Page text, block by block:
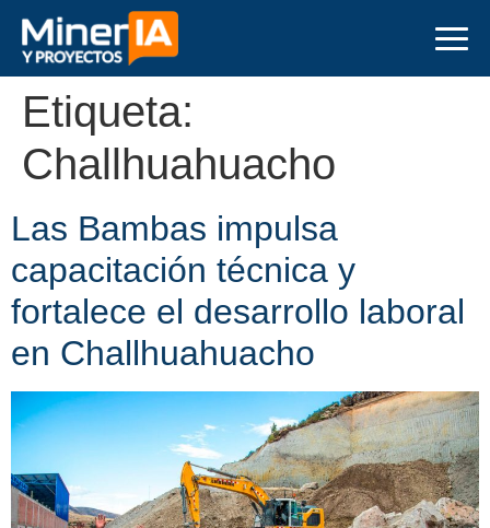
Etiqueta:
Challhuahuacho
Las Bambas impulsa
capacitación técnica y
fortalece el desarrollo laboral
en Challhuahuacho